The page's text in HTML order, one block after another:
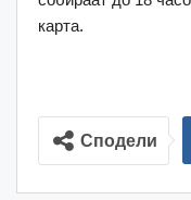
карта.
Сподели